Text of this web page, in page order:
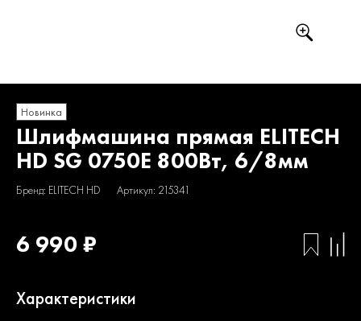
Новинка
Шлифмашина прямая ELITECH
HD SG 0750E 800Вт, 6/8мм
Бренд: ELITECH HD Артикул: 215341
6 990 ₽
Характеристики